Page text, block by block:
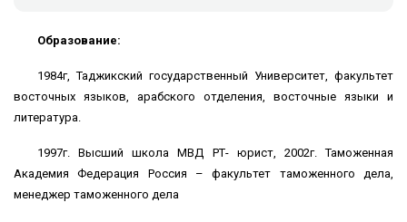
Образование:
1984г, Таджикский государственный Университет, факультет
восточных языков, арабского отделения, восточные языки и
литература.
1997г. Высший школа МВД РТ- юрист,
2002г. Таможенная
Академия Федерация Россия – факультет таможенного дела,
менеджер таможенного дела